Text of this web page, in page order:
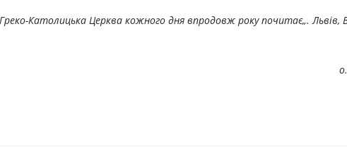
Католицька Церква кожного дня впродовж року почитає„.